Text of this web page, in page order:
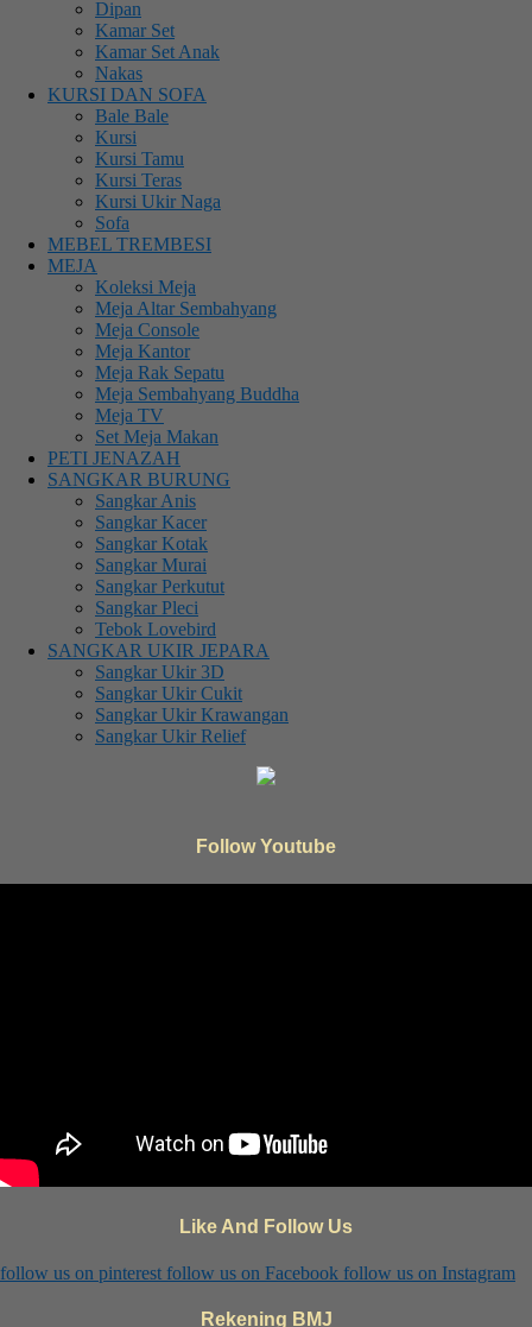
Dipan
Kamar Set
Kamar Set Anak
Nakas
KURSI DAN SOFA
Bale Bale
Kursi
Kursi Tamu
Kursi Teras
Kursi Ukir Naga
Sofa
MEBEL TREMBESI
MEJA
Koleksi Meja
Meja Altar Sembahyang
Meja Console
Meja Kantor
Meja Rak Sepatu
Meja Sembahyang Buddha
Meja TV
Set Meja Makan
PETI JENAZAH
SANGKAR BURUNG
Sangkar Anis
Sangkar Kacer
Sangkar Kotak
Sangkar Murai
Sangkar Perkutut
Sangkar Pleci
Tebok Lovebird
SANGKAR UKIR JEPARA
Sangkar Ukir 3D
Sangkar Ukir Cukit
Sangkar Ukir Krawangan
Sangkar Ukir Relief
Follow Youtube
Like And Follow Us
follow us on pinterest follow us on Facebook follow us on Instagram
Rekening BMJ